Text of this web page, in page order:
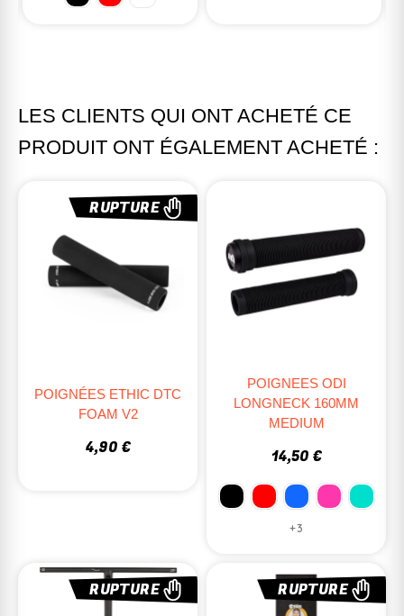
LES CLIENTS QUI ONT ACHETÉ CE
PRODUIT ONT ÉGALEMENT ACHETÉ :
RUPTURE
POIGNÉES ETHIC DTC
FOAM V2
4,90 €
POIGNEES ODI
LONGNECK 160MM
MEDIUM
14,50 €
+3
RUPTURE RUPTURE